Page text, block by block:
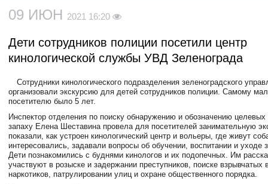
09 ИЮН 2021 16:20
Дети сотрудников полиции посетили центр
кинологической службы УВД Зеленограда
Сотрудники кинологического подразделения зеленоградского
организовали экскурсию для детей сотрудников полиции. Самому
посетителю было 5 лет.
Инспектор отделения по поиску обнаружению и обозначению целевых
запаху Елена Шеставина провела для посетителей занимательную
показали, как устроен кинологический центр и вольеры, где живут
интересовались, задавали вопросы об обучении, воспитании и уходе
Дети познакомились с буднями кинологов и их подопечных. Им
участвуют в розыске и задержании преступников, поиске взрывчатых
наркотиков, патрулировании улиц и охране общественного порядка.